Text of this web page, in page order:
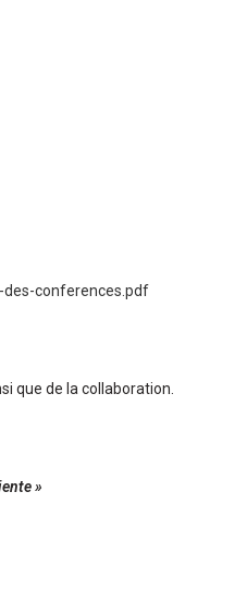
conferences.pdf
que de la collaboration.
»